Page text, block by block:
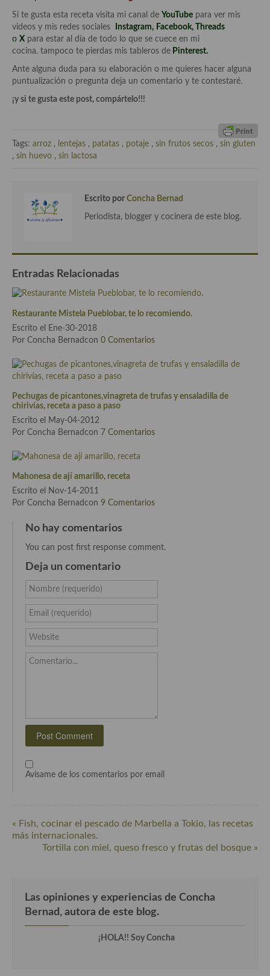
Cocina de Guatemala
Cocina de Nicaragua
Cocina Jamaicana
Cocina de Oriente Medio
Cocina libanesa
Cocina Siria
Cocina Azerí (Azerbaiyán)
Cocina de Tunez
Cocina Tailandesa
Cocina Japonesa
Cocina Vietnamita
Cocina Coreana
Cocina HIndú
Cocina del Pacifico
Cocina filipina
Cocina de Hawái
Cocina de Madagascar
Cocina Africana
Cocina Sudafrinaca
Cocina Yoshoku
Cocina callejera
Cocina Andaluza
Cocina Balear
Si te gusta esta receta visita mi canal de YouTube para ver mis
videos y mis redes sociales
Instagram, Facebook,
Threads
o X para estar al día de todo lo que se cuece en mi
cocina. tampoco te pierdas mis tableros de Pinterest.
Ante alguna duda para su elaboración o me quieres hacer alguna
puntualización o pregunta deja un comentario y te contestaré.
¡y si te gusta este post, compártelo!!!
Tags: arroz , lentejas , patatas , potaje , sin frutos secos , sin gluten
, sin huevo , sin lactosa
Escrito por Concha Bernad
Periodista, blogger y cocinera de este blog.
Entradas Relacionadas
Restaurante Mistela Pueblobar, te lo recomiendo.
Escrito el Ene-30-2018
Por Concha Bernadcon 0 Comentarios
Pechugas de picantones,vinagreta de trufas y ensaladilla de
chirivías, receta a paso a paso
Escrito el May-04-2012
Por Concha Bernadcon 7 Comentarios
Mahonesa de ají amarillo, receta
Escrito el Nov-14-2011
Por Concha Bernadcon 9 Comentarios
No hay comentarios
You can post first response comment.
Deja un comentario
Nombre (requerido)
Email (requerido)
Website
Comentario...
Avísame de los comentarios por email
« Fish, cocinar el pescado de Marbella a Tokio, las recetas
más internacionales.
Tortilla con miel, queso fresco y frutas del bosque »
Las opiniones y experiencias de Concha
Bernad, autora de este blog.
¡HOLA!! Soy Concha